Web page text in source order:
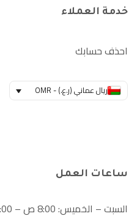
خدمة العملاء
احذف حسابك
ريال عماني (ر.ع.) - OMR
ساعات العمل
السبت – الخميس: 8:00 ص – 1:00 ص